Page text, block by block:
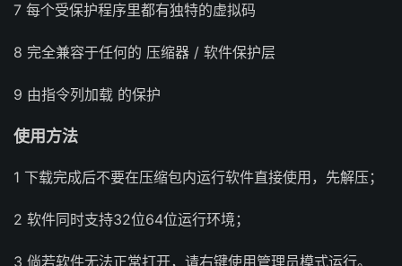
7 每个受保护程序里都有独特的虚拟码
8 完全兼容于任何的 压缩器 / 软件保护层
9 由指令列加载 的保护
使用方法
1 下载完成后不要在压缩包内运行软件直接使用，先解压；
2 软件同时支持32位64位运行环境；
3 倘若软件无法正常打开，请右键使用管理员模式运行。